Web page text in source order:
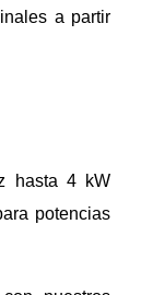
a partir
hasta 4 kW
potencias